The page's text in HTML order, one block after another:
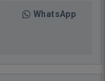
WhatsApp